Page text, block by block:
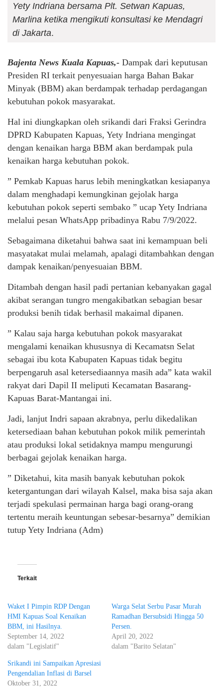
Yety Indriana bersama Plt. Setwan Kapuas,
Marlina ketika mengikuti konsultasi ke Mendagri
di Jakarta.
Bajenta News Kuala Kapuas,- Dampak dari keputusan
Presiden RI terkait penyesuaian harga Bahan Bakar
Minyak (BBM) akan berdampak terhadap perdagangan
kebutuhan pokok masyarakat.
Hal ini diungkapkan oleh srikandi dari Fraksi Gerindra
DPRD Kabupaten Kapuas, Yety Indriana mengingat
dengan kenaikan harga BBM akan berdampak pula
kenaikan harga kebutuhan pokok.
” Pemkab Kapuas harus lebih meningkatkan kesiapanya
dalam menghadapi kemungkinan gejolak harga
kebutuhan pokok seperti sembako ” ucap Yety Indriana
melalui pesan WhatsApp pribadinya Rabu 7/9/2022.
Sebagaimana diketahui bahwa saat ini kemampuan beli
masyatakat mulai melamah, apalagi ditambahkan dengan
dampak kenaikan/penyesuaian BBM.
Ditambah dengan hasil padi pertanian kebanyakan gagal
akibat serangan tungro mengakibatkan sebagian besar
produksi benih tidak berhasil makaimal dipanen.
” Kalau saja harga kebutuhan pokok masyarakat
mengalami kenaikan khususnya di Kecamatsn Selat
sebagai ibu kota Kabupaten Kapuas tidak begitu
berpengaruh asal ketersediaannya masih ada” kata wakil
rakyat dari Dapil II meliputi Kecamatan Basarang-
Kapuas Barat-Mantangai ini.
Jadi, lanjut Indri sapaan akrabnya, perlu dikedalikan
ketersediaan bahan kebutuhan pokok milik pemerintah
atau produksi lokal setidaknya mampu mengurungi
berbagai gejolak kenaikan harga.
” Diketahui, kita masih banyak kebutuhan pokok
ketergantungan dari wilayah Kalsel, maka bisa saja akan
terjadi spekulasi permainan harga bagi orang-orang
tertentu meraih keuntungan sebesar-besarnya” demikian
tutup Yety Indriana (Adm)
Terkait
Waket I Pimpin RDP Dengan
HMI Kapuas Soal Kenaikan
BBM, ini Hasilnya.
September 14, 2022
dalam "Legislatif"
Warga Selat Serbu Pasar Murah
Ramadhan Bersubsidi Hingga 50
Persen.
April 20, 2022
dalam "Barito Selatan"
Srikandi ini Sampaikan Apresiasi
Pengendalian Inflasi di Barsel
Oktober 31, 2022